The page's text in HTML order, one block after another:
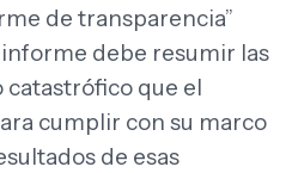
de transparencia”
debe resumir las
catastrófico que el
cumplir con su marco
de esas